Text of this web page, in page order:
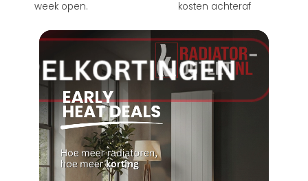
week open.
kosten achteraf